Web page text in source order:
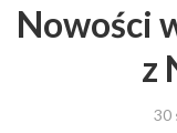
Nowości
z
30